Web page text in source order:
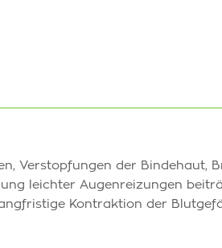
Verstopfungen der Bindehaut,
leichter Augenreizungen
Kontraktion der